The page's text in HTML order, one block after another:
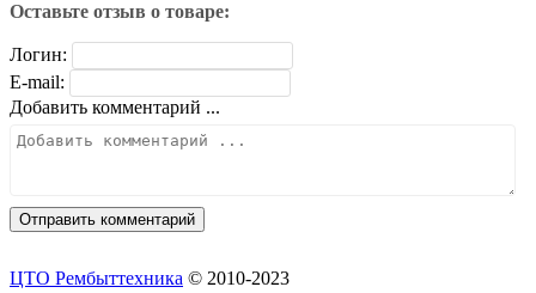
Оставьте отзыв о товаре:
Логин:
E-mail:
Добавить комментарий ...
ЦТО Рембыттехника © 2010-2023